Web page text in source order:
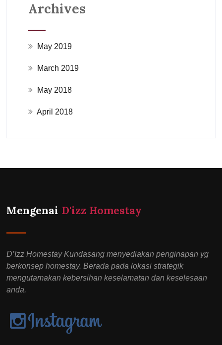
Archives
May 2019
March 2019
May 2018
April 2018
Mengenai D'izz Homestay
D’Izz Homestay Kundasang menyediakan penginapan yg
berkonsep homestay. Berada pada lokasi strategik
mengutamakan kebersihan keselamatan dan keselesaan
anda.